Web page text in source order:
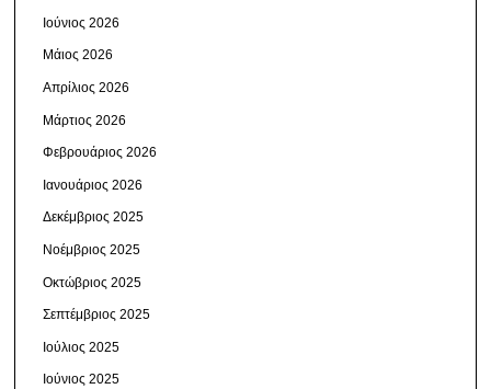
Ιούνιος 2026
Μάιος 2026
Απρίλιος 2026
Μάρτιος 2026
Φεβρουάριος 2026
Ιανουάριος 2026
Δεκέμβριος 2025
Νοέμβριος 2025
Οκτώβριος 2025
Σεπτέμβριος 2025
Ιούλιος 2025
Ιούνιος 2025